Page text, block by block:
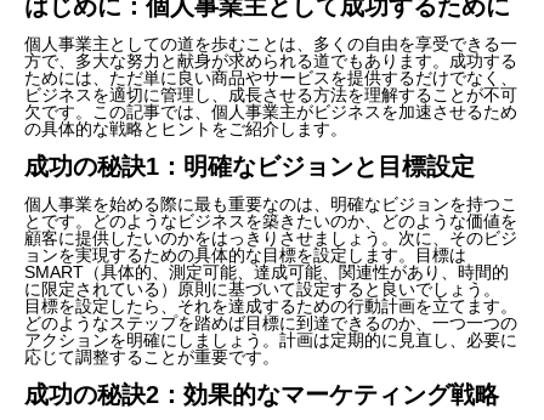
はじめに：個人事業主として成功するために
個人事業主としての道を歩むことは、多くの自由を享受できる一
方で、多大な努力と献身が求められる道でもあります。成功する
ためには、ただ単に良い商品やサービスを提供するだけでなく、
ビジネスを適切に管理し、成長させる方法を理解することが不可
欠です。この記事では、個人事業主がビジネスを加速させるため
の具体的な戦略とヒントをご紹介します。
成功の秘訣1：明確なビジョンと目標設定
個人事業を始める際に最も重要なのは、明確なビジョンを持つこ
とです。どのようなビジネスを築きたいのか、どのような価値を
顧客に提供したいのかをはっきりさせましょう。次に、そのビジ
ョンを実現するための具体的な目標を設定します。目標は
SMART（具体的、測定可能、達成可能、関連性があり、時間的
に限定されている）原則に基づいて設定すると良いでしょう。
目標を設定したら、それを達成するための行動計画を立てます。
どのようなステップを踏めば目標に到達できるのか、一つ一つの
アクションを明確にしましょう。計画は定期的に見直し、必要に
応じて調整することが重要です。
成功の秘訣2：効果的なマーケティング戦略